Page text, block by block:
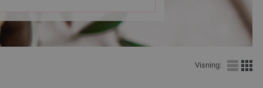
Visning: